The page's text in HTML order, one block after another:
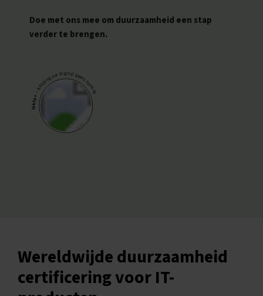
Doe met ons mee om duurzaamheid een stap
verder te brengen.
Viktor
– Keeping our digital gears turning
Wereldwijde duurzaamheid
certificering voor IT-